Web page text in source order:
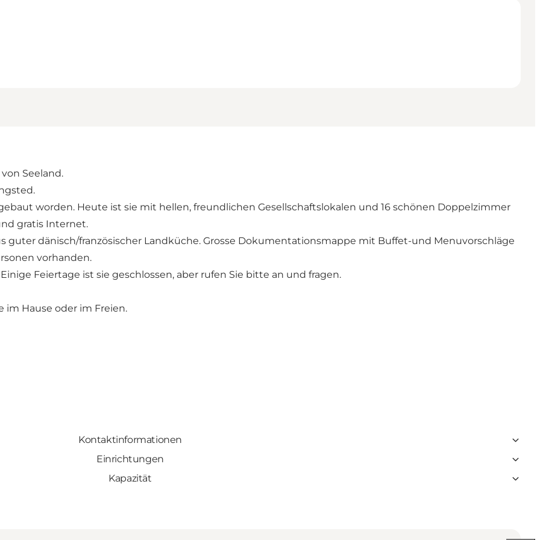
Seeland.
worden. Heute ist sie mit hellen, freundlichen Gesellschaftslokalen und 16 schönen Doppelzimmer
gratis Internet.
guter dänisch/französischer Landküche. Grosse Dokumentationsmappe mit Buffet-und Menuvorschläge
vorhanden.
Feiertage ist sie geschlossen, aber rufen Sie bitte an und fragen.
im Hause oder im Freien.
Kontaktinformationen
Einrichtungen
Kapazität